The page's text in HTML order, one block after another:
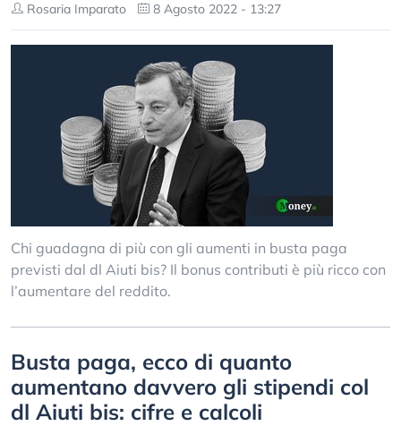
Rosaria Imparato 8 Agosto 2022 - 13:27
Chi guadagna di più con gli aumenti in busta paga
previsti dal dl Aiuti bis? Il bonus contributi è più ricco con
l’aumentare del reddito.
Busta paga, ecco di quanto
aumentano davvero gli stipendi col
dl Aiuti bis: cifre e calcoli